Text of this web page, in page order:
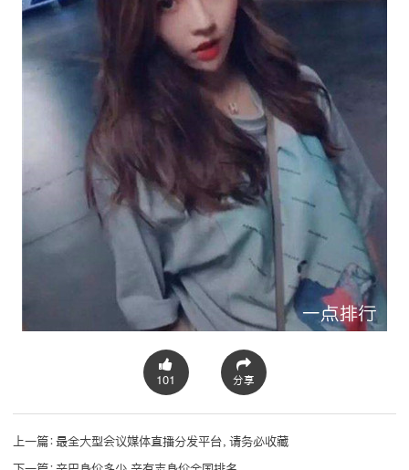
101 分享
上一篇： 最全大型会议媒体直播分发平台，请务必收藏